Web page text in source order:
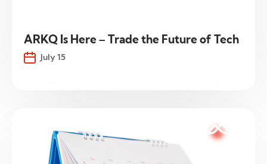
ARKQ Is Here – Trade the Future of Tech
July 15